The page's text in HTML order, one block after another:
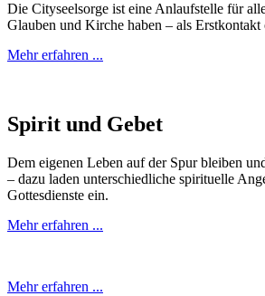
Die Cityseelsorge ist eine Anlaufstelle für
Glauben und Kirche haben – als Erstkontakt
Mehr erfahren ...
Spirit und Gebet
Dem eigenen Leben auf der Spur bleiben
– dazu laden unterschiedliche spirituelle
Gottesdienste ein.
Mehr erfahren ...
Mehr erfahren ...